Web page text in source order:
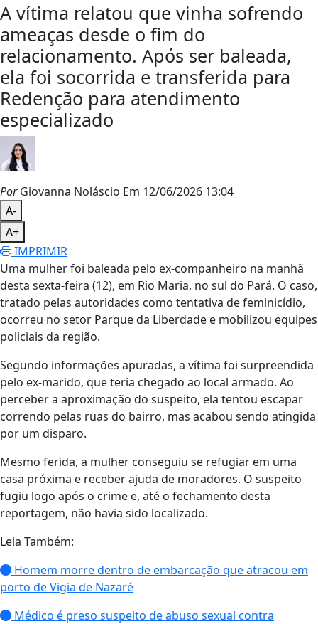
A vítima relatou que vinha sofrendo
ameaças desde o fim do
relacionamento. Após ser baleada,
ela foi socorrida e transferida para
Redenção para atendimento
especializado
PorGiovanna Noláscio Em 12/06/2026 13:04
A-
A+
IMPRIMIR
Uma mulher foi baleada pelo ex-companheiro na manhã
desta sexta-feira (12), em Rio Maria, no sul do Pará. O caso,
tratado pelas autoridades como tentativa de feminicídio,
ocorreu no setor Parque da Liberdade e mobilizou equipes
policiais da região.
Segundo informações apuradas, a vítima foi surpreendida
pelo ex-marido, que teria chegado ao local armado. Ao
perceber a aproximação do suspeito, ela tentou escapar
correndo pelas ruas do bairro, mas acabou sendo atingida
por um disparo.
Mesmo ferida, a mulher conseguiu se refugiar em uma
casa próxima e receber ajuda de moradores. O suspeito
fugiu logo após o crime e, até o fechamento desta
reportagem, não havia sido localizado.
Leia Também:
Homem morre dentro de embarcação que atracou em
porto de Vigia de Nazaré
Médico é preso suspeito de abuso sexual contra